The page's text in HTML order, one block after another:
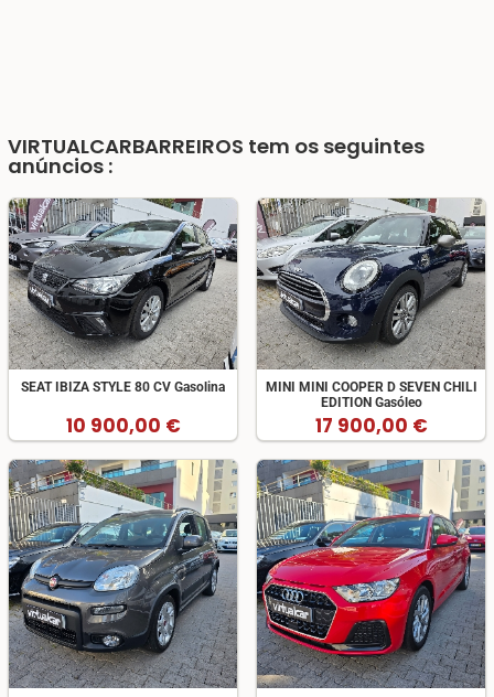
VIRTUALCARBARREIROS tem os seguintes
anúncios :
SEAT IBIZA STYLE 80 CV Gasolina
10 900,00 €
MINI MINI COOPER D SEVEN CHILI
EDITION Gasóleo
17 900,00 €